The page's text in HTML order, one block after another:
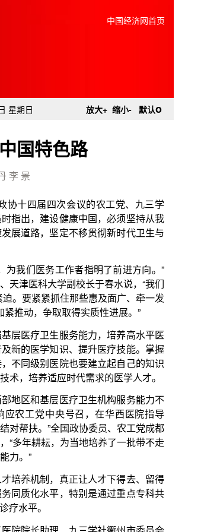
中国经济网首页
星期日 放大+ 缩小- 默认o
国特色路
李 景
工党、九三学
，必须坚持从我
彻新时代卫生与
明了前进方向。”
春水说，“我们
及面广、牵一发
性进展。”
，培养高水平医
医疗技能。掌握
立起自己的知识
求的医学人才。
机构服务能力不
在华西医院指导
员、农工党成都
养了一批带不走
才下得去、留得
通过重点专科共
社衢州市委员会
药事业发展指明
西医并重”，与